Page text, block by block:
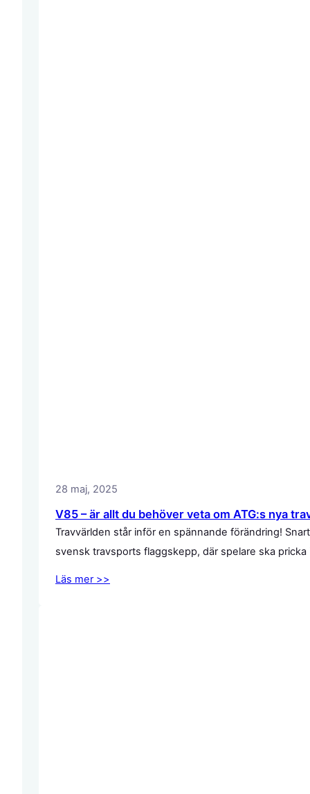
28 maj, 2025
V85 – är allt du behöver veta om ATG:s nya
Travvärlden står inför en spännande förändring!
svensk travsports flaggskepp, där spelare ska
Läs mer >>